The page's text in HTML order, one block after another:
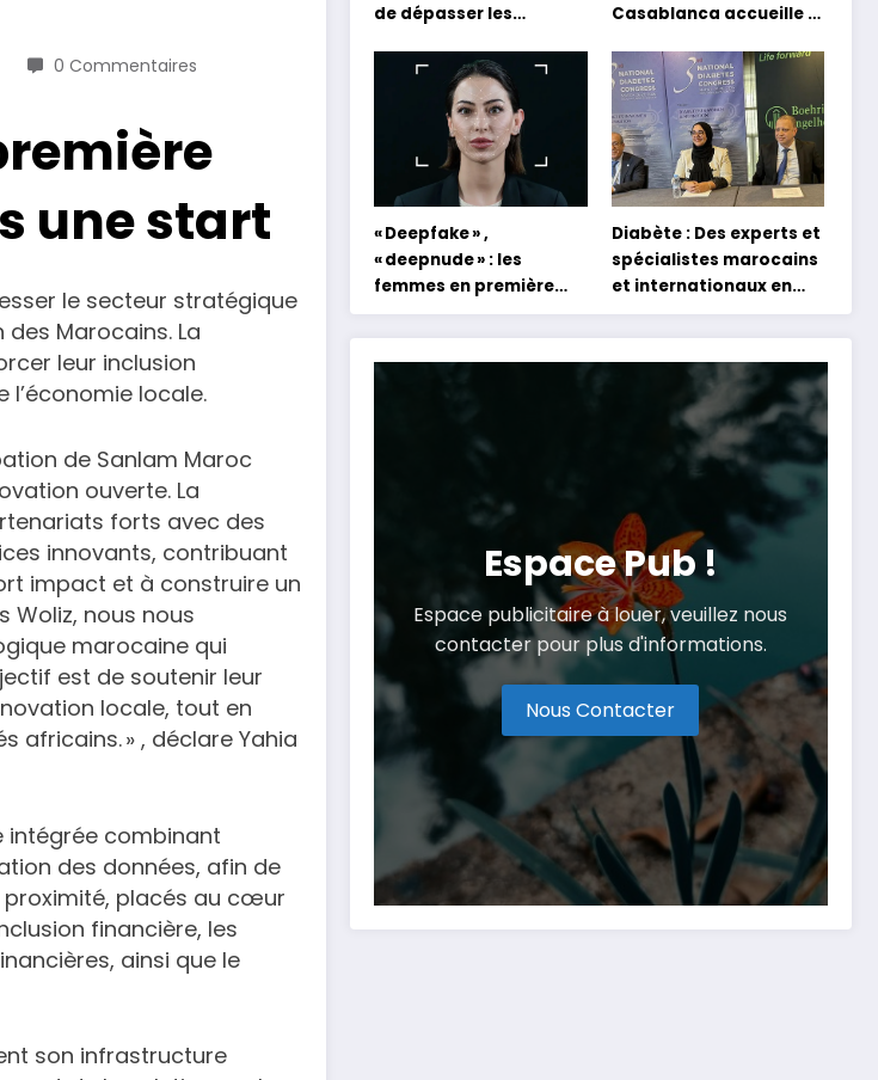
0 Commentaires
une start
le secteur stratégique
Marocains. La
leur inclusion
locale.
de Sanlam Maroc
ouverte. La
forts avec des
innovants, contribuant
impact et à construire un
Woliz, nous nous
marocaine qui
est de soutenir leur
locale, tout en
africains. » , déclare Yahia
intégrée combinant
des données, afin de
placés au cœur
financière, les
ainsi que le
son infrastructure
de dépasser les
et académiques de
formation en
s’appuyant sur le
partage des
expériences »
Casablanca accueille la
concert holographique
d’Abdel Halim Hafez
« Deepfake » ,
« deepnude » : les
femmes en première
ligne face aux dangers
de l’intelligence
artificielle
Diabète : Des experts et
spécialistes marocains
et internationaux en
conclave à Tanger
Espace Pub !
Espace publicitaire à louer, veuillez nous
contacter pour plus d'informations.
Nous Contacter